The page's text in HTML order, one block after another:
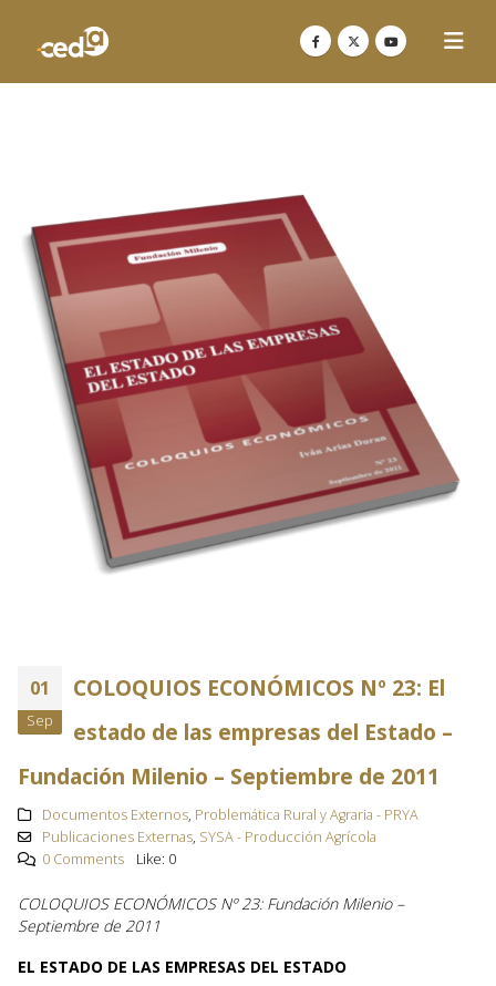
01
Sep
COLOQUIOS ECONÓMICOS Nº 23: El
estado de las empresas del Estado –
Fundación Milenio – Septiembre de 2011
Documentos Externos, Problemática Rural y Agraria - PRYA
Publicaciones Externas, SYSA - Producción Agrícola
0 Comments
Like: 0
COLOQUIOS ECONÓMICOS Nº 23: Fundación Milenio –
Septiembre de 2011
EL ESTADO DE LAS EMPRESAS DEL ESTADO